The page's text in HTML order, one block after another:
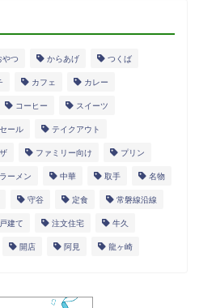
やつ からあげ つくば
カフェ カレー
コーヒー スイーツ
セール テイクアウト
ファミリー向け プリン
ラーメン 中華 取手 名物
守谷 定食 常磐線沿線
建て 注文住宅 牛久
開店 阿見 龍ヶ崎